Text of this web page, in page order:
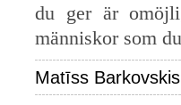
du ger är
människor som
Matīss